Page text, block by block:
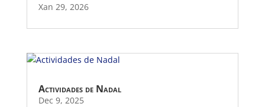
Xan 29, 2026
Actividades de Nadal
Dec 9, 2025